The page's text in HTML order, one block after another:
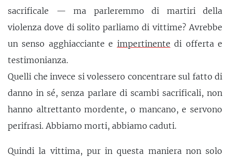
sacrificale — ma parleremmo di martiri della
violenza dove di solito parliamo di vittime? Avrebbe
un senso agghiacciante e impertinente di offerta e
testimonianza.
Quelli che invece si volessero concentrare sul fatto di
danno in sé, senza parlare di scambi sacrificali, non
hanno altrettanto mordente, o mancano, e servono
perifrasi. Abbiamo morti, abbiamo caduti.
Quindi la vittima, pur in questa maniera non solo